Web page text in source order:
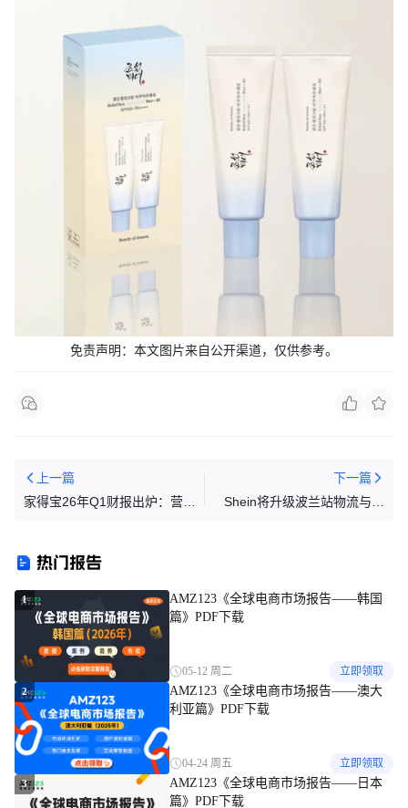
免责声明：本文图片来自公开渠道，仅供参考。
上一篇
家得宝26年Q1财报出炉：营收
下一篇
Shein将升级波兰站物流与卖
热门报告
1
AMZ123《全球电商市场报告——韩国
篇》PDF下载
05-12 周二 立即领取
2
AMZ123《全球电商市场报告——澳大
利亚篇》PDF下载
04-24 周五 立即领取
3
AMZ123《全球电商市场报告——日本
篇》PDF下载